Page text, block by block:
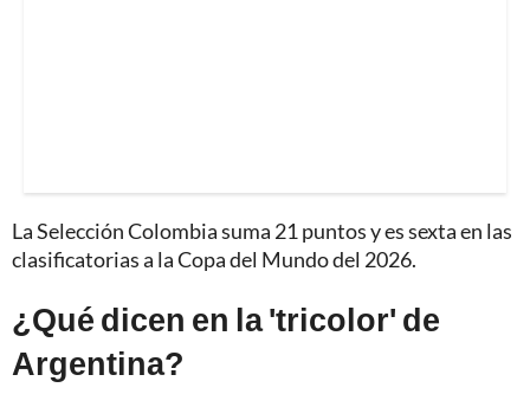
La Selección Colombia suma 21 puntos y es sexta en las
clasificatorias a la Copa del Mundo del 2026.
¿Qué dicen en la 'tricolor' de
Argentina?